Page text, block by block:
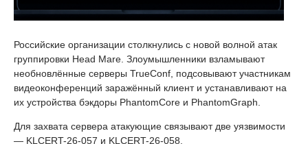
Российские организации столкнулись с новой волной атак
группировки Head Mare. Злоумышленники взламывают
необновлённые серверы TrueConf, подсовывают участникам
видеоконференций заражённый клиент и устанавливают на
их устройства бэкдоры PhantomCore и PhantomGraph.
Для захвата сервера атакующие связывают две уязвимости
— KLCERT-26-057 и KLCERT-26-058.